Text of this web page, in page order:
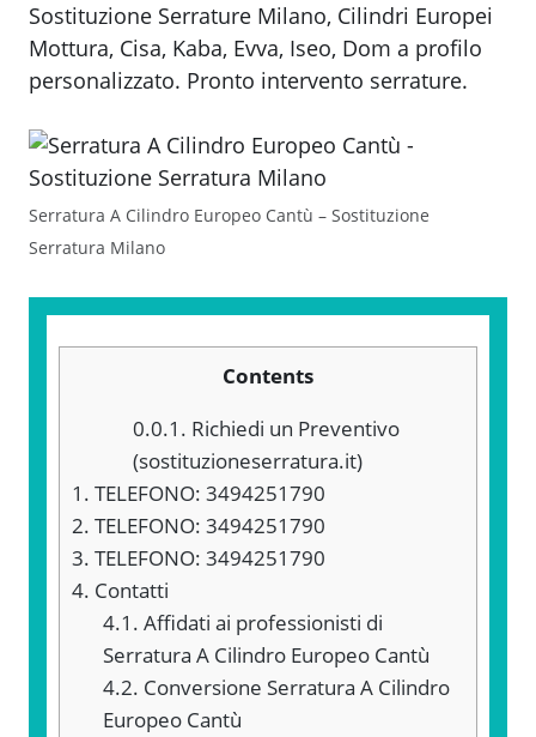
Sostituzione Serrature Milano, Cilindri Europei
Mottura, Cisa, Kaba, Evva, Iseo, Dom a profilo
personalizzato. Pronto intervento serrature.
Serratura A Cilindro Europeo Cantù – Sostituzione
Serratura Milano
Contents
0.0.1. Richiedi un Preventivo
(sostituzioneserratura.it)
1. TELEFONO: 3494251790
2. TELEFONO: 3494251790
3. TELEFONO: 3494251790
4. Contatti
4.1. Affidati ai professionisti di
Serratura A Cilindro Europeo Cantù
4.2. Conversione Serratura A Cilindro
Europeo Cantù